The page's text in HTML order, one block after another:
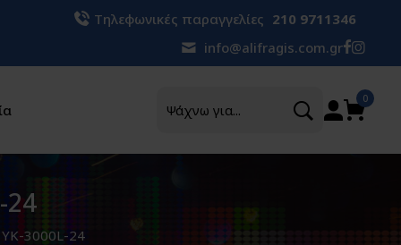
Τηλεφωνικές παραγγελίες 210 9711346
info@alifragis.com.gr
0
24
3000L-24